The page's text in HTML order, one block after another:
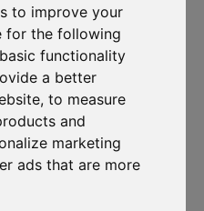
to improve your
for the following
functionality
a better
, to measure
and
marketing
ads that are more
nieuwsbrief
D-
Carbonize
Over ons
Het team
Jobs
ons
ons
Inloggen in
Carbon